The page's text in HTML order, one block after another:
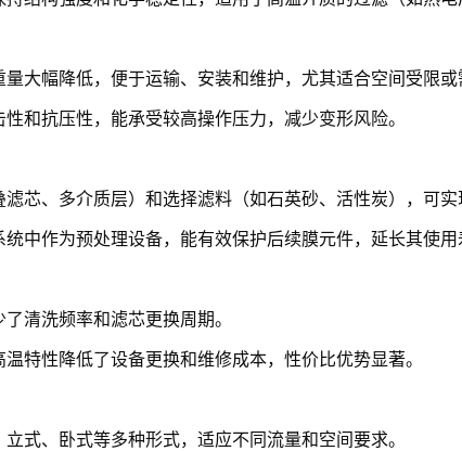
大幅降低，便于运输、安装和维护，尤其适合空间受限或
和抗压性，能承受较高操作压力，减少变形风险。
芯、多介质层）和选择滤料（如石英砂、活性炭），可
中作为预处理设备，能有效保护后续膜元件，延长其使用
清洗频率和滤芯更换周期。
特性降低了设备更换和维修成本，性价比优势显著。
式、卧式等多种形式，适应不同流量和空间要求。